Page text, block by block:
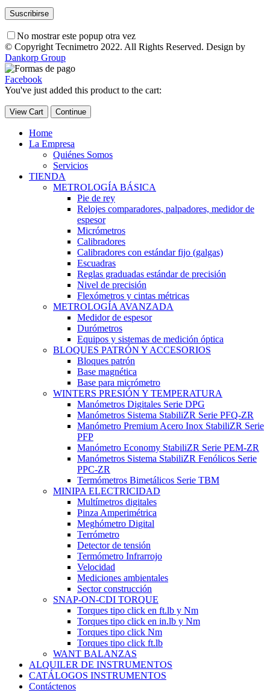
No mostrar este popup otra vez
© Copyright Tecnimetro 2022. All Rights Reserved. Design by
Dankorp Group
Facebook
You've just added this product to the cart:
View Cart Continue
Home
La Empresa
Quiénes Somos
Servicios
TIENDA
METROLOGÍA BÁSICA
Pie de rey
Relojes comparadores, palpadores, medidor de
espesor
Micrómetros
Calibradores
Calibradores con estándar fijo (galgas)
Escuadras
Reglas graduadas estándar de precisión
Nivel de precisión
Flexómetros y cintas métricas
METROLOGÍA AVANZADA
Medidor de espesor
Durómetros
Equipos y sistemas de medición óptica
BLOQUES PATRÓN Y ACCESORIOS
Bloques patrón
Base magnética
Base para micrómetro
WINTERS PRESIÓN Y TEMPERATURA
Manómetros Digitales Serie DPG
Manómetros Sistema StabiliZR Serie PFQ-ZR
Manómetro Premium Acero Inox StabiliZR Serie
PFP
Manómetro Economy StabiliZR Serie PEM-ZR
Manómetros Sistema StabiliZR Fenólicos Serie
PPC-ZR
Termómetros Bimetálicos Serie TBM
MINIPA ELECTRICIDAD
Multímetros digitales
Pinza Amperimétrica
Meghómetro Digital
Terrómetro
Detector de tensión
Termómetro Infrarrojo
Velocidad
Mediciones ambientales
Sector construcción
SNAP-ON-CDI TORQUE
Torques tipo click en ft.lb y Nm
Torques tipo click en in.lb y Nm
Torques tipo click Nm
Torques tipo click ft.lb
WANT BALANZAS
ALQUILER DE INSTRUMENTOS
CATÁLOGOS INSTRUMENTOS
Contáctenos